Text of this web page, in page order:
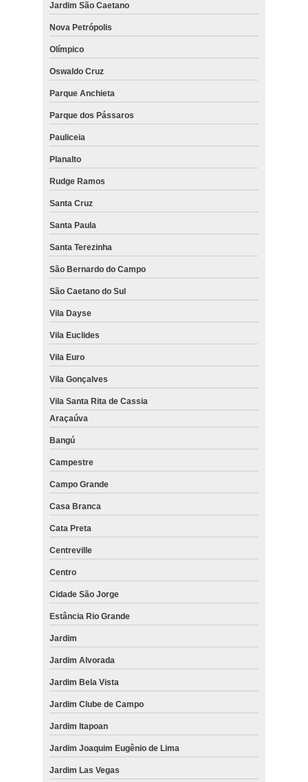
Jardim São Caetano
Nova Petrópolis
Olímpico
Oswaldo Cruz
Parque Anchieta
Parque dos Pássaros
Pauliceia
Planalto
Rudge Ramos
Santa Cruz
Santa Paula
Santa Terezinha
São Bernardo do Campo
São Caetano do Sul
Vila Dayse
Vila Euclides
Vila Euro
Vila Gonçalves
Vila Santa Rita de Cassia
Araçaúva
Bangú
Campestre
Campo Grande
Casa Branca
Cata Preta
Centreville
Centro
Cidade São Jorge
Estância Rio Grande
Jardim
Jardim Alvorada
Jardim Bela Vista
Jardim Clube de Campo
Jardim Itapoan
Jardim Joaquim Eugênio de Lima
Jardim Las Vegas